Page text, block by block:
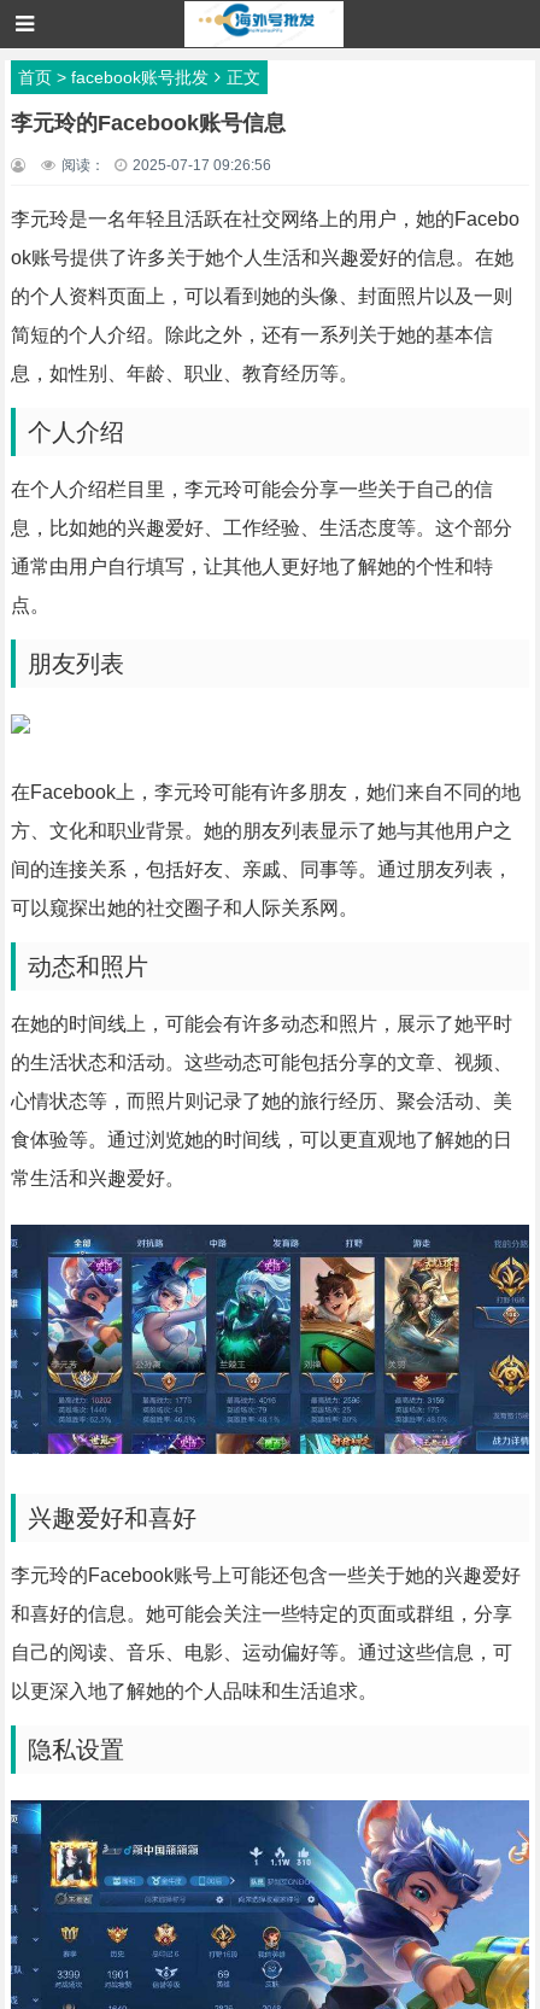
首页> facebook账号批发 正文
李元玲的Facebook账号信息
阅读： 2025-07-17 09:26:56
李元玲是一名年轻且活跃在社交网络上的用户，她的Facebo
ok账号提供了许多关于她个人生活和兴趣爱好的信息。在她
的个人资料页面上，可以看到她的头像、封面照片以及一则
简短的个人介绍。除此之外，还有一系列关于她的基本信
息，如性别、年龄、职业、教育经历等。
个人介绍
在个人介绍栏目里，李元玲可能会分享一些关于自己的信
息，比如她的兴趣爱好、工作经验、生活态度等。这个部分
通常由用户自行填写，让其他人更好地了解她的个性和特
点。
朋友列表
在Facebook上，李元玲可能有许多朋友，她们来自不同的地
方、文化和职业背景。她的朋友列表显示了她与其他用户之
间的连接关系，包括好友、亲戚、同事等。通过朋友列表，
可以窥探出她的社交圈子和人际关系网。
动态和照片
在她的时间线上，可能会有许多动态和照片，展示了她平时
的生活状态和活动。这些动态可能包括分享的文章、视频、
心情状态等，而照片则记录了她的旅行经历、聚会活动、美
食体验等。通过浏览她的时间线，可以更直观地了解她的日
常生活和兴趣爱好。
兴趣爱好和喜好
李元玲的Facebook账号上可能还包含一些关于她的兴趣爱好
和喜好的信息。她可能会关注一些特定的页面或群组，分享
自己的阅读、音乐、电影、运动偏好等。通过这些信息，可
以更深入地了解她的个人品味和生活追求。
隐私设置